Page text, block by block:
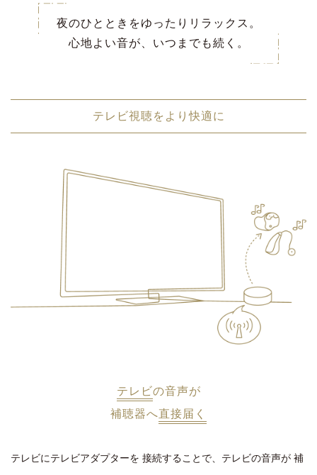
夜のひとときをゆったりリラックス。
心地よい音が、いつまでも続く。
テレビ視聴をより快適に
テレビの音声が
補聴器へ直接届く
テレビにテレビアダプターを 接続することで、テレビの音声が 補